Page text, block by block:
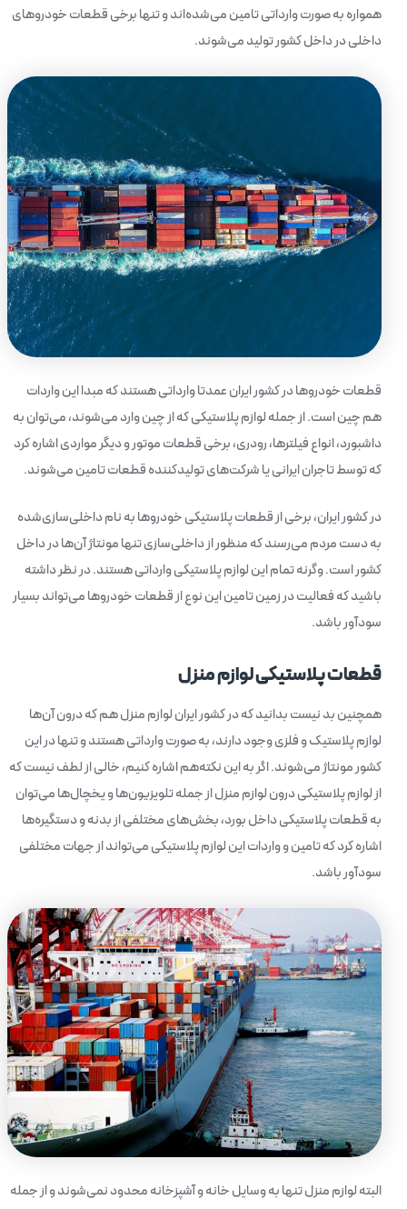
همواره به صورت وارداتی تامین می‌شده‌‌اند و تنها برخی قطعات خودروهای
داخلی در داخل کشور تولید می‌شوند.
قطعات خودروها در کشور ایران عمدتا وارداتی هستند که مبدا این واردات
هم چین است. از جمله لوازم پلاستیکی که از چین وارد می‌شوند، می‌توان به
داشبورد، انواع فیلترها، رودری، برخی قطعات موتور و دیگر مواردی اشاره کرد
که توسط تاجران ایرانی یا شرکت‌های تولیدکننده قطعات تامین می‌شوند.
در کشور ایران، برخی از قطعات پلاستیکی خودروها به نام داخلی‌سازی‌شده
به دست مردم می‌رسند که منظور از داخلی‌سازی تنها مونتاژ آن‌ها در داخل
کشور است. وگرنه تمام این لوازم پلاستیکی وارداتی هستند. در نظر داشته
باشید که فعالیت در زمین تامین این نوع از قطعات خودروها می‌تواند بسیار
سودآور باشد.
قطعات پلاستیکی لوازم منزل
همچنین بد نیست بدانید که در کشور ایران لوازم منزل هم که درون آن‌ها
لوازم پلاستیک و فلزی وجود دارند، به صورت وارداتی هستند و تنها در این
کشور مونتاژ می‌شوند. اگر به این نکته‌هم اشاره کنیم، خالی از لطف نیست که
از لوازم پلاستیکی درون لوازم منزل از جمله تلویزیون‌ها و یخچال‌ها می‌توان
به قطعات پلاستیکی داخل بورد، بخش‌های مختلفی از بدنه و دستگیره‌ها
اشاره کرد که تامین و واردات این لوازم پلاستیکی می‌تواند از جهات مختلفی
سود‌آور باشد.
البته لوازم منزل تنها به وسایل خانه و آشپزخانه محدود نمی‌شوند و از جمله